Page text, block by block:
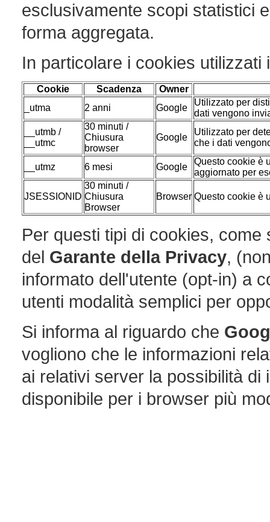
esclusivamente scopi statistici
forma aggregata.
In particolare i cookies utilizzati
Cookie Scadenza
Owner
_utma
2 anni Google
Utilizzato per
dati vengono
__utmb /
__utmc
30 minuti /
Chiusura
browser
Google
Utilizzato per
che i dati
__utmz 6 mesi Google
Questo cookie è
aggiornato per
JSESSIONID
30 minuti /
Chiusura
Browser
Browser Questo cookie è
Per questi tipi di cookies,
del Garante della Privacy,
informato dell'utente (opt-in) a
utenti modalità semplici per
Si informa al riguardo che
vogliono che le informazioni
ai relativi server la possibilità
disponibile per i browser più